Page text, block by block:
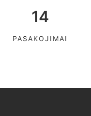
14
PASAKOJIMAI